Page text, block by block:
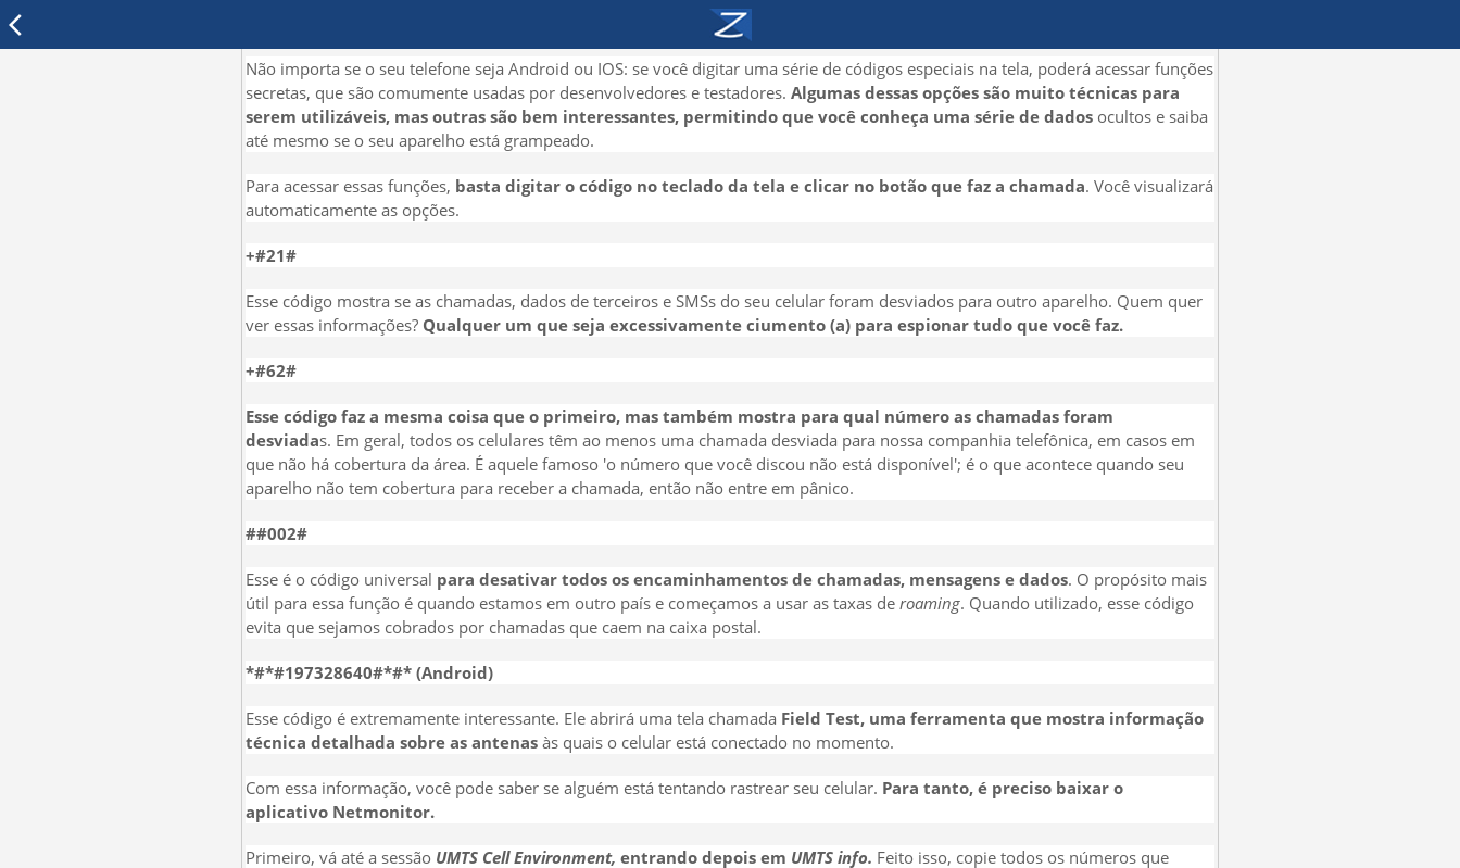
arrow_back_ios
Não importa se o seu telefone seja Android ou IOS: se você digitar uma série de códigos especiais na tela, poderá acessar funções
secretas, que são comumente usadas por desenvolvedores e testadores. Algumas dessas opções são muito técnicas para
serem utilizáveis, mas outras são bem interessantes, permitindo que você conheça uma série de dados ocultos e saiba
até mesmo se o seu aparelho está grampeado.
Para acessar essas funções, basta digitar o código no teclado da tela e clicar no botão que faz a chamada. Você visualizará
automaticamente as opções.
+#21#
Esse código mostra se as chamadas, dados de terceiros e SMSs do seu celular foram desviados para outro aparelho. Quem quer
ver essas informações? Qualquer um que seja excessivamente ciumento (a) para espionar tudo que você faz.
+#62#
Esse código faz a mesma coisa que o primeiro, mas também mostra para qual número as chamadas foram
desviadas. Em geral, todos os celulares têm ao menos uma chamada desviada para nossa companhia telefônica, em casos em
que não há cobertura da área. É aquele famoso 'o número que você discou não está disponível'; é o que acontece quando seu
aparelho não tem cobertura para receber a chamada, então não entre em pânico.
##002#
Esse é o código universal para desativar todos os encaminhamentos de chamadas, mensagens e dados. O propósito mais
útil para essa função é quando estamos em outro país e começamos a usar as taxas de roaming. Quando utilizado, esse código
evita que sejamos cobrados por chamadas que caem na caixa postal.
*#*#197328640#*#* (Android)
Esse código é extremamente interessante. Ele abrirá uma tela chamada Field Test, uma ferramenta que mostra informação
técnica detalhada sobre as antenas às quais o celular está conectado no momento.
Com essa informação, você pode saber se alguém está tentando rastrear seu celular. Para tanto, é preciso baixar o
aplicativo Netmonitor.
Primeiro, vá até a sessão UMTS Cell Environment, entrando depois em UMTS info. Feito isso, copie todos os números que